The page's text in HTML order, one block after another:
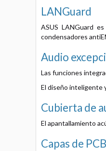
LANGuard
ASUS LANGuard
condensadores
Audio
Las funciones
El diseño inteligente
Cubierta de
El apantallamiento
Capas de